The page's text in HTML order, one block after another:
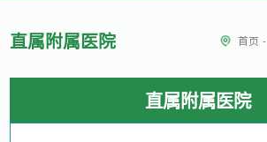
直属附属医院 首页 -
直属附属医院